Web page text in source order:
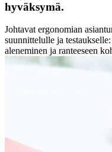
hyväksymä.
Johtavat ergonomian
suunnittelulle ja
aleneminen ja ranteeseen